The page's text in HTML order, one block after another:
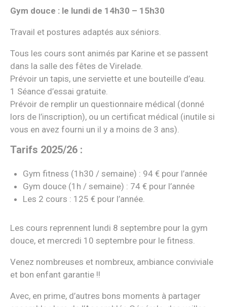
Gym douce : le lundi de 14h30 – 15h30
Travail et postures adaptés aux séniors.
Tous les cours sont animés par Karine et se passent
dans la salle des fêtes de Virelade.
Prévoir un tapis, une serviette et une bouteille d’eau.
1 Séance d’essai gratuite.
Prévoir de remplir un questionnaire médical (donné
lors de l’inscription), ou un certificat médical (inutile si
vous en avez fourni un il y a moins de 3 ans).
Tarifs 2025/26 :
Gym fitness (1h30 / semaine) : 94 € pour l’année
Gym douce (1h / semaine) : 74 € pour l’année
Les 2 cours : 125 € pour l’année.
Les cours reprennent lundi 8 septembre pour la gym
douce, et mercredi 10 septembre pour le fitness.
Venez nombreuses et nombreux, ambiance conviviale
et bon enfant garantie !!
Avec, en prime, d’autres bons moments à partager